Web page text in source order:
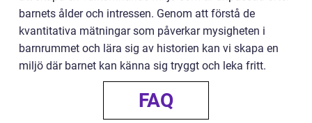
barnets ålder och intressen. Genom att förstå de
kvantitativa mätningar som påverkar mysigheten i
barnrummet och lära sig av historien kan vi skapa en
miljö där barnet kan känna sig tryggt och leka fritt.
FAQ